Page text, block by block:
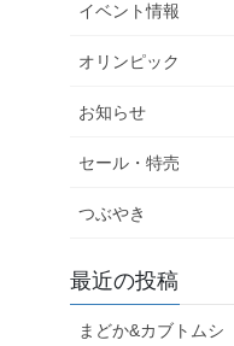
イベント情報
オリンピック
お知らせ
セール・特売
つぶやき
最近の投稿
まどか&カブトムシ